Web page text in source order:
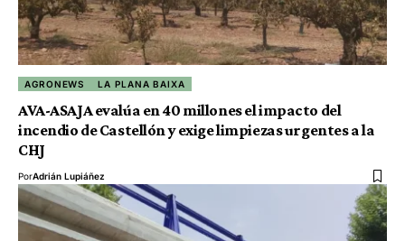
AGRONEWS LA PLANA BAIXA
AVA-ASAJA evalúa en 40 millones el impacto del
incendio de Castellón y exige limpiezas urgentes a la
CHJ
PorAdrián Lupiáñez